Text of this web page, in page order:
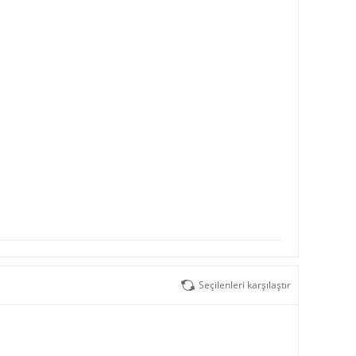
Seçilenleri karşılaştır